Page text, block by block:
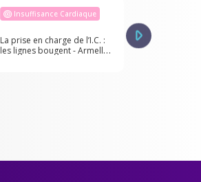
Insuffisance Cardiaque
La prise en charge de l’I.C. :
les lignes bougent - Armelle